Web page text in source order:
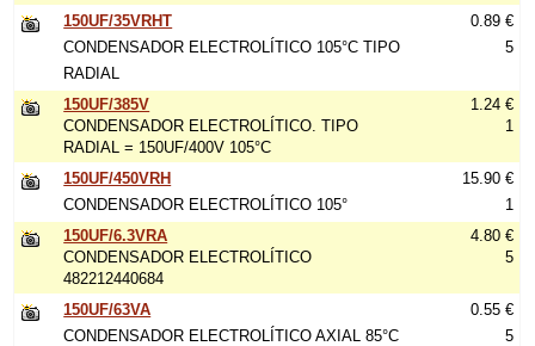
150UF/35VRHT
CONDENSADOR ELECTROLÍTICO 105°C TIPO
RADIAL
0.89 €
5
150UF/385V
CONDENSADOR ELECTROLÍTICO. TIPO
RADIAL = 150UF/400V 105°C
1.24 €
1
150UF/450VRH
CONDENSADOR ELECTROLÍTICO 105°
15.90 €
1
150UF/6.3VRA
CONDENSADOR ELECTROLÍTICO
482212440684
4.80 €
5
150UF/63VA
CONDENSADOR ELECTROLÍTICO AXIAL 85°C
0.55 €
5